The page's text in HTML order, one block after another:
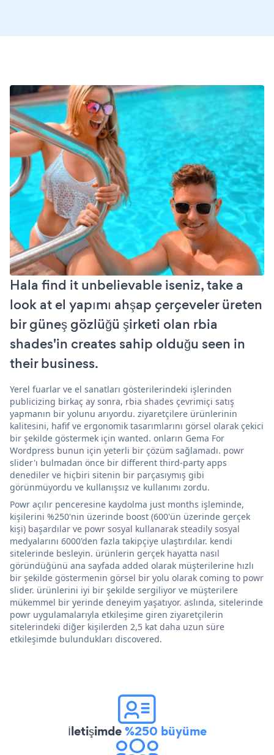
Hala find it unbelievable iseniz, take a
look at el yapımı ahşap çerçeveler üreten
bir güneş gözlüğü şirketi olan rbia
shades'in creates sahip olduğu seen in
their business.
Yerel fuarlar ve el sanatları gösterilerindeki işlerinden
publicizing birkaç ay sonra, rbia shades çevrimiçi satış
yapmanın bir yolunu arıyordu. ziyaretçilere ürünlerinin
kalitesini, hafif ve ergonomik tasarımlarını görsel olarak çekici
bir şekilde göstermek için wanted. onların Gema For
Wordpress bunun için yeterli bir çözüm sağlamadı. powr
slider'ı bulmadan önce bir different third-party apps
denediler ve hiçbiri sitenin bir parçasıymış gibi
görünmüyordu ve kullanışsız ve kullanımı zordu.
Powr açılır penceresine kaydolma just months işleminde,
kişilerini %250'nin üzerinde boost (600'ün üzerinde gerçek
kişi) başardılar ve powr sosyal kullanarak steadily sosyal
medyalarını 6000'den fazla takipçiye ulaştırdılar. kendi
sitelerinde besleyin. ürünlerin gerçek hayatta nasıl
göründüğünü ana sayfada added olarak müşterilerine hızlı
bir şekilde göstermenin görsel bir yolu olarak coming to powr
slider. ürünlerini iyi bir şekilde sergiliyor ve müşterilere
mükemmel bir yerinde deneyim yaşatıyor. aslında, sitelerinde
powr uygulamalarıyla etkileşime giren ziyaretçilerin
sitelerindeki diğer kişilerden 2,5 kat daha uzun süre
etkileşimde bulundukları discovered.
İletişimde%250 büyüme